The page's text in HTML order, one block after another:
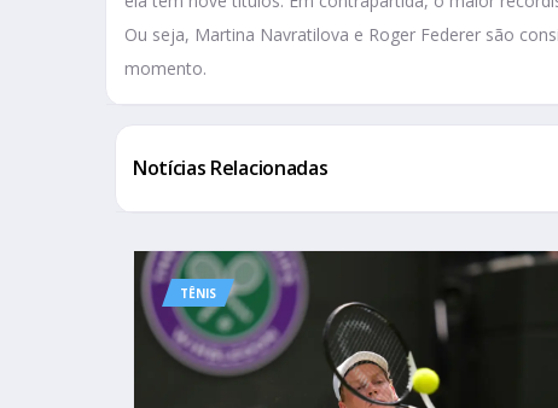
Ou seja, Martina Navratilova e Roger Federer são
momento.
Notícias Relacionadas
TÊNIS